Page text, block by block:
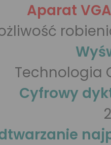
Aparat
Technologia
Cyfrowy